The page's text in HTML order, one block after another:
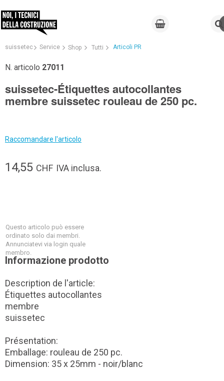
suissetec Service Shop Tutti Articoli PR
N. articolo 27011
suissetec-Étiquettes autocollantes
membre suissetec rouleau de 250 pc.
Raccomandare l'articolo
14,55 CHF IVA inclusa.
Questo articolo può essere
ordinato solo dai membri.
Annunciatevi via login quale
membro.
Informazione prodotto
Description de l'article:
Étiquettes autocollantes
membre
suissetec
Présentation:
Emballage: rouleau de 250 pc.
Dimension: 35 x 25mm - noir/blanc